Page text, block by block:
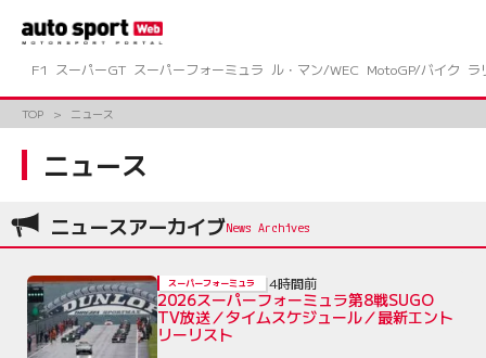
ツ
ス
F1 スーパーGT スーパーフォーミュラ ル・マン/WEC MotoGP/バイク ラ
TOP ニュース
ニュース
ニュースアーカイブ
2026スーパーフォーミュラ第8戦SUGO
TV放送／タイムスケジュール／最新エント
リーリスト
スーパーフォーミュラ 4時間前